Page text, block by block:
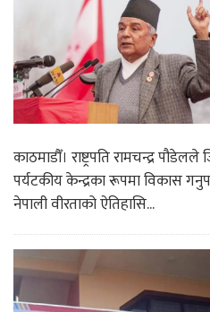
काठमाडौँ। राष्ट्रपति रामचन्द्र
पर्यटकीय केन्द्रका रूपमा विकास
नेपाली वीरताको ऐतिहासि...